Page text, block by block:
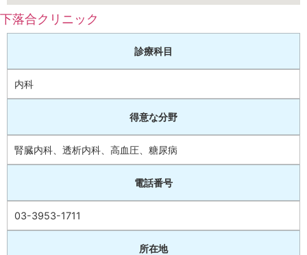
下落合クリニック
診療科目
内科
得意な分野
腎臓内科、透析内科、高血圧、糖尿病
電話番号
03-3953-1711
所在地